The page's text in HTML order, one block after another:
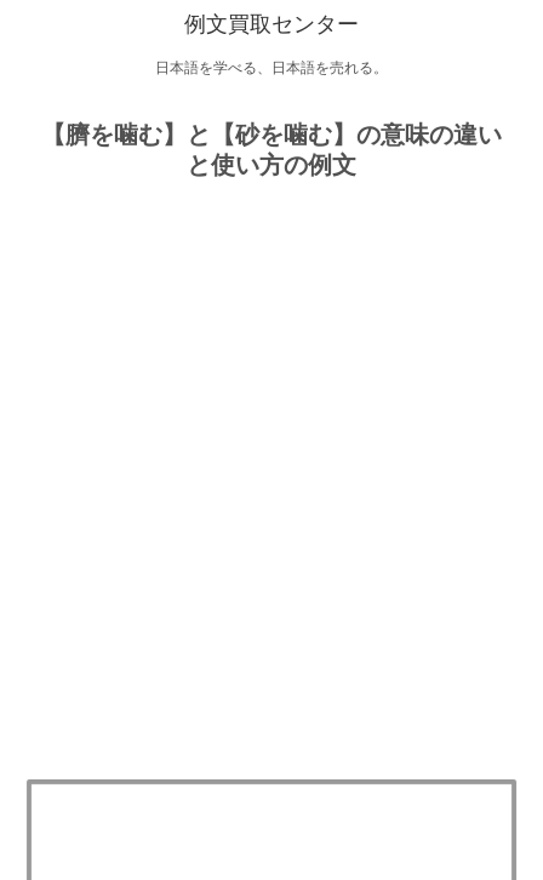
例文買取センター
日本語を学べる、日本語を売れる。
【臍を噛む】と【砂を噛む】の意味の違い
と使い方の例文